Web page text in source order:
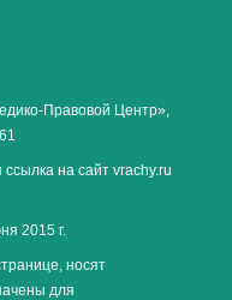
Правовой Центр»,
на сайт vrachy.ru
2015 г.
носят
для